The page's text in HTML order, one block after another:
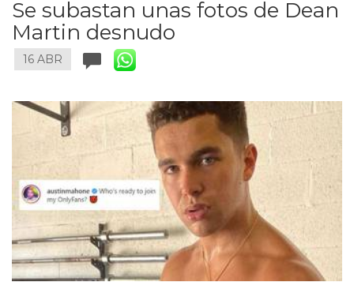
Se subastan unas fotos de Dean
Martin desnudo
16 ABR